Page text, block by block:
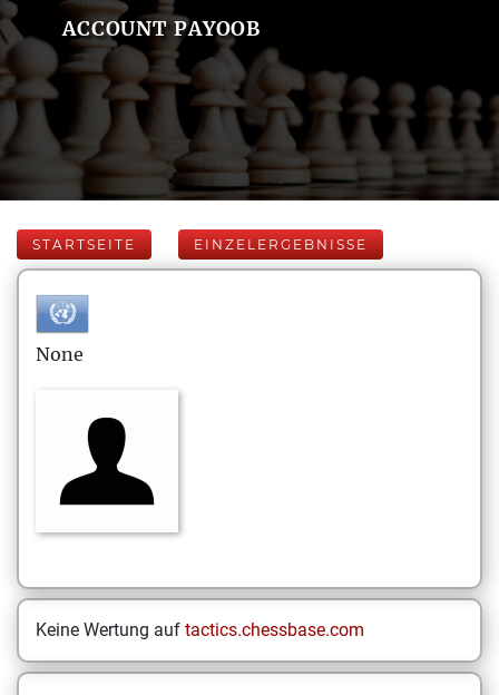
ACCOUNT PAYOOB
STARTSEITE EINZELERGEBNISSE
None
Keine Wertung auf tactics.chessbase.com